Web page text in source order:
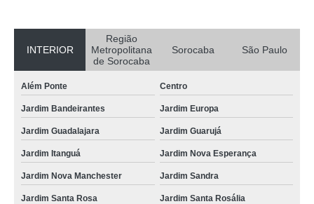
INTERIOR
Região
Metropolitana
de Sorocaba
Sorocaba São Paulo
Além Ponte Centro
Jardim Bandeirantes Jardim Europa
Jardim Guadalajara Jardim Guarujá
Jardim Itanguá Jardim Nova Esperança
Jardim Nova Manchester Jardim Sandra
Jardim Santa Rosa Jardim Santa Rosália